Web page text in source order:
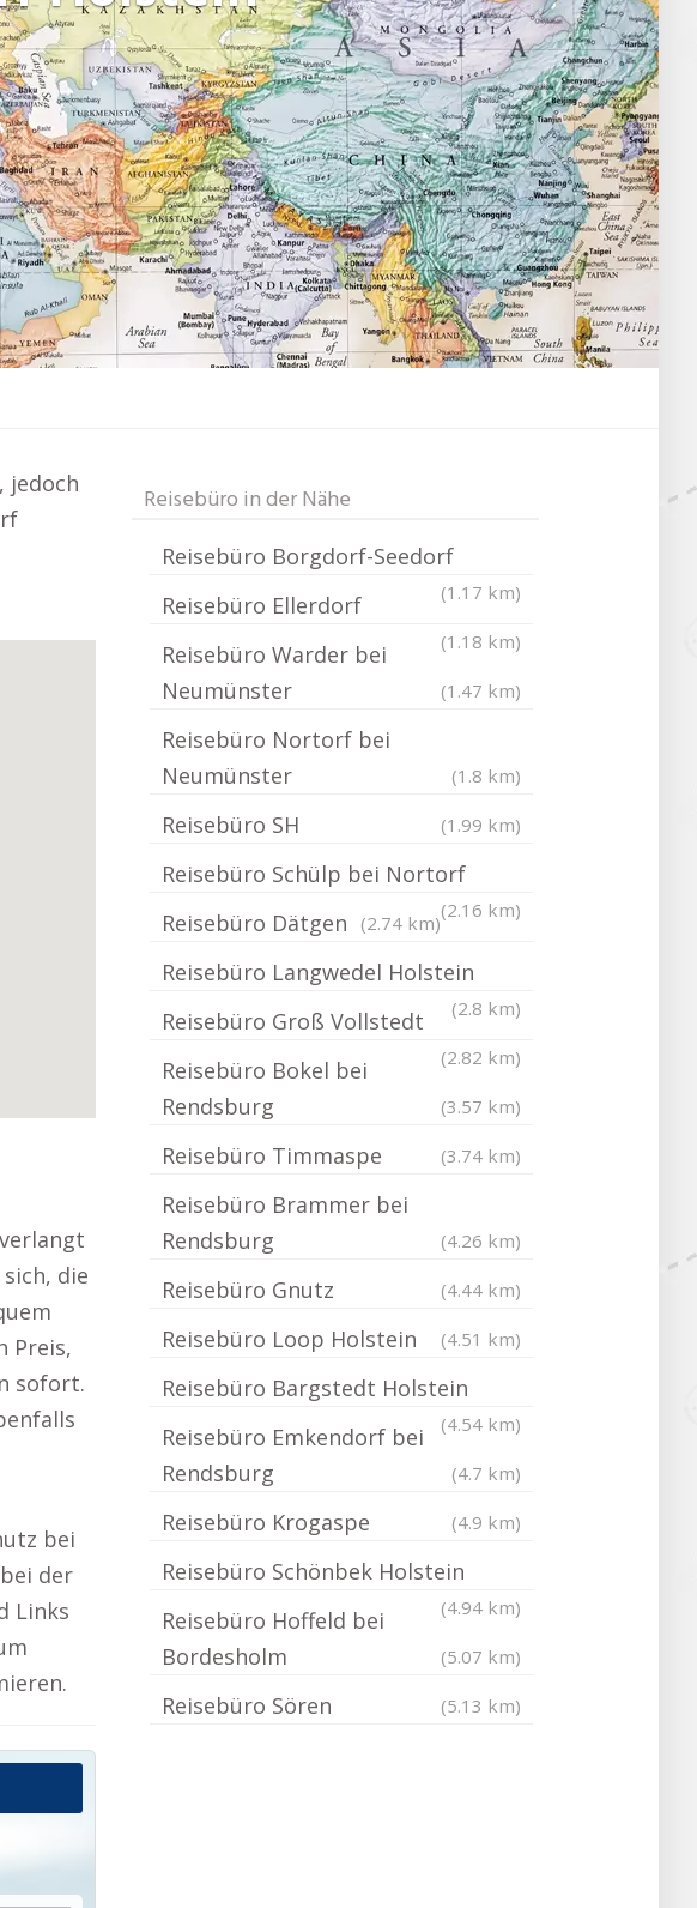
jedoch
die
Preis,
sofort.
bei
der
Links
Reisebüro in der Nähe
Reisebüro Borgdorf-Seedorf
(1.17 km)
Reisebüro Ellerdorf
(1.18 km)
Reisebüro Warder bei
Neumünster
(1.47 km)
Reisebüro Nortorf bei
Neumünster
(1.8 km)
Reisebüro SH (1.99 km)
Reisebüro Schülp bei Nortorf
(2.16 km)
Reisebüro Dätgen (2.74 km)
Reisebüro Langwedel Holstein
(2.8 km)
Reisebüro Groß Vollstedt
(2.82 km)
Reisebüro Bokel bei
Rendsburg
(3.57 km)
Reisebüro Timmaspe (3.74 km)
Reisebüro Brammer bei
Rendsburg
(4.26 km)
Reisebüro Gnutz (4.44 km)
Reisebüro Loop Holstein (4.51 km)
Reisebüro Bargstedt Holstein
(4.54 km)
Reisebüro Emkendorf bei
Rendsburg
(4.7 km)
Reisebüro Krogaspe (4.9 km)
Reisebüro Schönbek Holstein
(4.94 km)
Reisebüro Hoffeld bei
Bordesholm
(5.07 km)
Reisebüro Sören (5.13 km)